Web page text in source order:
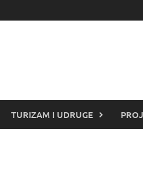
TURIZAM I UDRUGE